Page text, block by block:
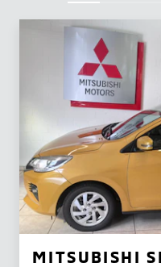
MITSUBISHI